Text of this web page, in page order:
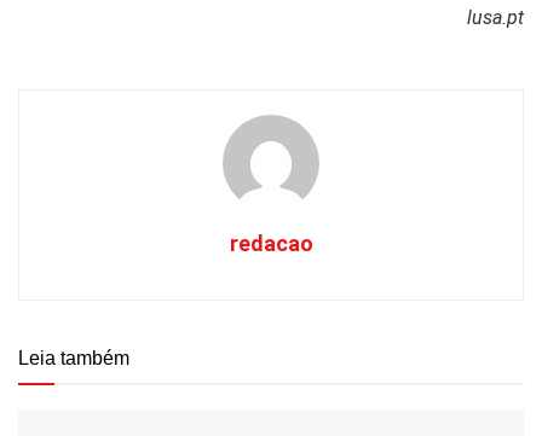
lusa.pt
redacao
Leia também